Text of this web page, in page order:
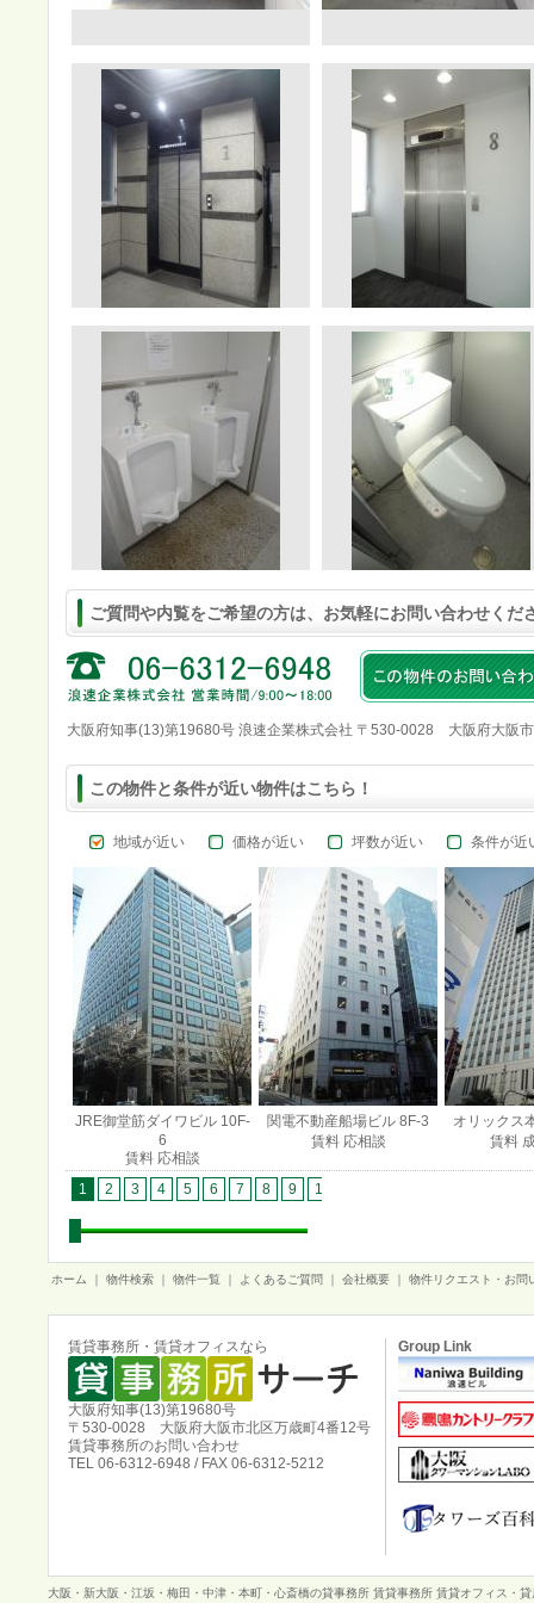
ご質問や内覧をご希望の方は、お気軽にお問い合わせくだ
大阪府知事(13)第19680号 浪速企業株式会社 〒530-0028 大阪府大阪
この物件と条件が近い物件はこちら！
地域が近い 価格が近い 坪数が近い 条件が近
JRE御堂筋ダイワビル 10F-
6
賃料 応相談
関電不動産船場ビル 8F-3
賃料 応相談
オリックス
賃料
1 2 3 4 5 6 7 8 9 10
ホーム 物件検索 物件一覧 よくあるご質問 会社概要 物件リクエスト・お問
賃貸事務所・賃貸オフィスなら
大阪府知事(13)第19680号
〒530-0028 大阪府大阪市北区万歳町4番12号
賃貸事務所のお問い合わせ
TEL 06-6312-6948 / FAX 06-6312-5212
Group Link
大阪・新大阪・江坂・梅田・中津・本町・心斎橋の貸事務所 賃貸事務所 賃貸オフィス・